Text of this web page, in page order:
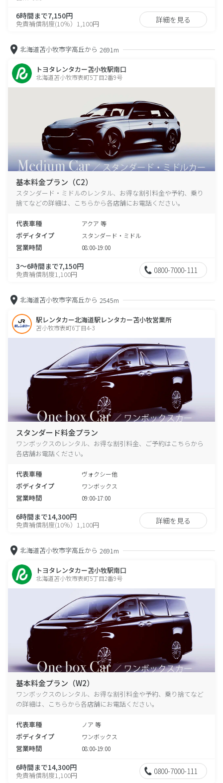
6時間まで7,150円
免責補償制度(10％）1,100円 詳細を見る
北海道苫小牧市字高丘から 2691m
トヨタレンタカー苫小牧駅南口
北海道苫小牧市表町5丁目2番9号
基本料金プラン（C2）
スタンダード・ミドルのレンタル、お得な割引料金や予約、乗り
捨てなどの詳細は、こちらから各店舗にお電話ください。
代表車種 アクア 等
ボディタイプ スタンダード・ミドル
営業時間 08:00-19:00
3～6時間まで7,150円
免責補償制度1,100円 0800-7000-111
北海道苫小牧市字高丘から 2545m
駅レンタカー北海道駅レンタカー苫小牧営業所
苫小牧市表町6丁目4-3
スタンダード料金プラン
ワンボックスのレンタル、お得な割引料金、ご予約はこちらから
各店舗お電話ください。
代表車種 ヴォクシー他
ボディタイプ ワンボックス
営業時間 09:00-17:00
6時間まで14,300円
免責補償制度(10％）1,100円 詳細を見る
北海道苫小牧市字高丘から 2691m
トヨタレンタカー苫小牧駅南口
北海道苫小牧市表町5丁目2番9号
基本料金プラン（W2）
ワンボックスのレンタル、お得な割引料金や予約、乗り捨てなど
の詳細は、こちらから各店舗にお電話ください。
代表車種 ノア 等
ボディタイプ ワンボックス
営業時間 08:00-19:00
6時間まで14,300円
免責補償制度1,100円 0800-7000-111